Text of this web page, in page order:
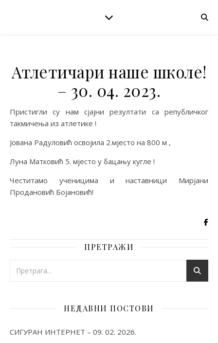
Атлетичари наше школе!
– 30. 04. 2023.
Пристигли су нам сјајни резултати са републичког
такмичења из атлетике !
Јована Радуловић освојила 2.мјесто на 800 м ,
Луна Матковић 5. мјесто у бацању кугле !
Честитамо ученицима и наставници Мирјани
Продановић Бојановић!
ПРЕТРАЖИ
НЕДАВНИ ПОСТОВИ
СИГУРАН ИНТЕРНЕТ – 09. 02. 2026.